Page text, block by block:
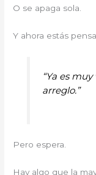
O se apaga sola.
Y ahora estás
“Ya es
arreglo.”
Pero espera.
Hay algo que la